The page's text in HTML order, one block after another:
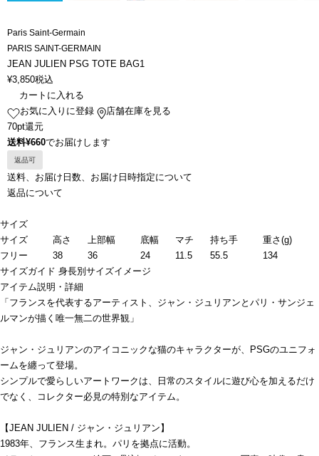
Paris Saint-Germain
PARIS SAINT-GERMAIN
JEAN JULIEN PSG TOTE BAG1
¥3,850税込
カートに入れる
お気に入りに登録
店舗在庫を見る
70pt還元
送料¥660でお届けします
返品可
送料、お届け日数、お届け日時指定について
返品について
サイズ
サイズ
高さ 上部幅 底幅 マチ 持ち手
重さ(g)
フリー
38 36 24 11.5 55.5
134
サイズガイド 身長別サイズイメージ
アイテム説明・詳細
「フランスを代表するアーティスト、ジャン・ジュリアンとパリ・サンジェ
ルマンが描く唯一無二の世界観」
ジャン・ジュリアンのアイコニックな猫のキャラクターが、PSGのユニフォ
ームを纏って登場。
シンプルで愛らしいアートワークは、日常のスタイルに遊び心を加えるだけ
でなく、コレクター必見の特別なアイテム。
【JEAN JULIEN / ジャン・ジュリアン】
1983年、フランス生まれ。パリを拠点に活動。